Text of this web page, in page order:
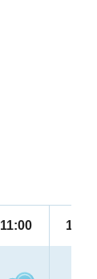
11:00 12:00